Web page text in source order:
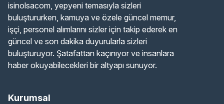
isinolsacom, yepyeni temasıyla sizleri
buluştururken, kamuya ve özele güncel memur,
işçi, personel alımlarını sizler için takip ederek en
güncel ve son dakika duyurularla sizleri
buluşturuyor. Şatafattan kaçınıyor ve insanlara
haber okuyabilecekleri bir altyapı sunuyor.
Kurumsal